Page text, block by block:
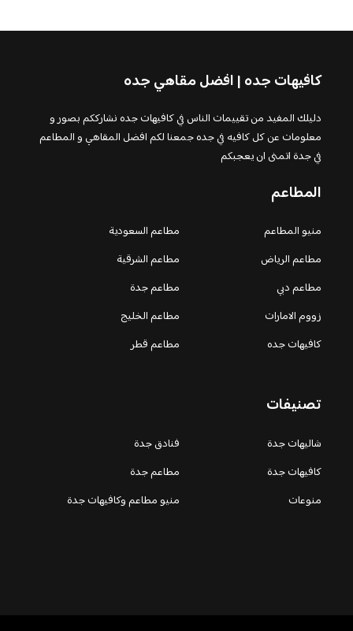
كافيهات جده | افضل مقاهي جده
دليلك المفيد من تقييمات الناس في كافيهات جده نشارككم بصور و
معلومات عن كل كافيه في جده جمعنا لكم افضل المقاهي و المطاعم
في جدة اتمنى ان يعجبكم
المطاعم
منيو المطاعم
مطاعم السعودية
مطاعم الرياض
مطاعم الشرقية
مطاعم دبي
مطاعم جدة
زووم الامارات
مطاعم الخليج
كافيهات جده
مطاعم قطر
تصنيفات
شاليهات جدة
فنادق جدة
كافيهات جدة
مطاعم جدة
منوعات
منيو مطاعم وكافيهات جدة